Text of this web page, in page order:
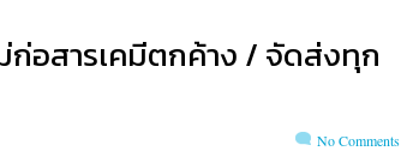
ก่อสารเคมีตกค้าง / จัดส่งทุก
No Comments